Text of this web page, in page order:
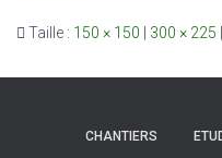
Taille : 150 × 150 | 300 × 225 |
CHANTIERS